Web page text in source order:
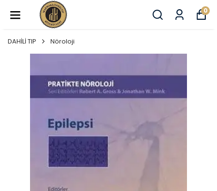
0
DAHİLİ TIP Nöroloji